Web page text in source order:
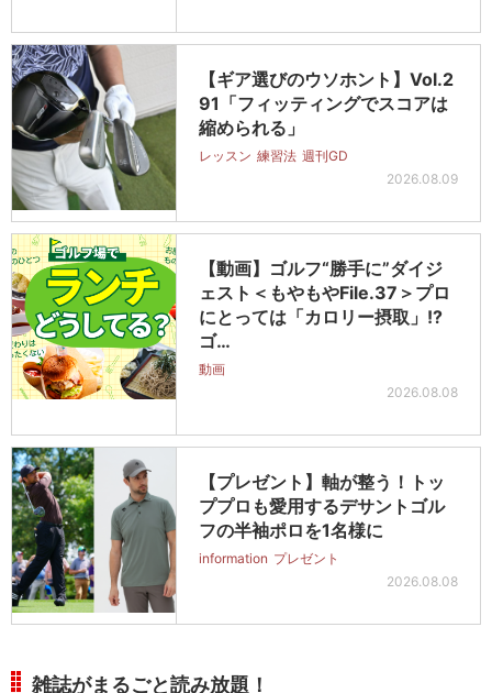
【ギア選びのウソホント】Vol.2
91「フィッティングでスコアは
縮められる」
レッスン 練習法 週刊GD
2026.08.09
【動画】ゴルフ“勝手に”ダイジ
ェスト＜もやもやFile.37＞プロ
にとっては「カロリー摂取」!?
ゴ…
動画
2026.08.08
【プレゼント】軸が整う！トッ
ププロも愛用するデサントゴル
フの半袖ポロを1名様に
information プレゼント
2026.08.08
雑誌がまるごと読み放題！